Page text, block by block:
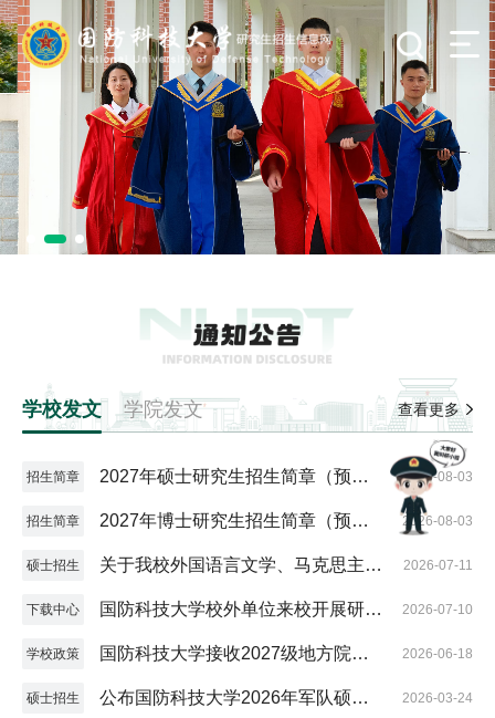
学校发文 学院发文 查看更多
招生简章
2027年硕士研究生招生简章（预发
2026-08-03
招生简章
2027年博士研究生招生简章（预发
版）
2026-08-03
硕士招生
关于我校外国语言文学、马克思主义
理论学科招收参军入伍研究生的通知
2026-07-11
下载中心
国防科技大学校外单位来校开展研究
生招生宣传活动申请表
2026-07-10
学校政策
国防科技大学接收2027级地方院校
推荐免试硕士研究生（含直博生、参
2026-06-18
硕士招生
公布国防科技大学2026年军队硕士
2026-03-24